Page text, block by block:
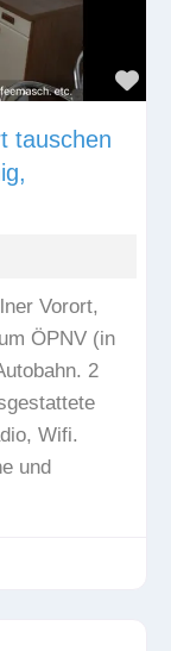
tauschen
Vorort,
ÖPNV (in
2
Wifi.
und